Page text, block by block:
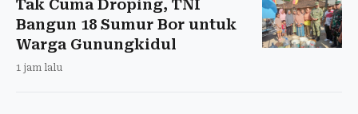
Tak Cuma Droping, TNI
Bangun 18 Sumur Bor untuk
Warga Gunungkidul
1 jam lalu